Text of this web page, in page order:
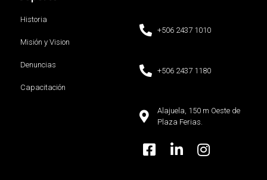
Historia
Misión y Vision
Denuncias
Capacitación
+506 2437 1010
+506 2437 1180
Alajuela, 150 m Oeste de
Plaza Ferias.